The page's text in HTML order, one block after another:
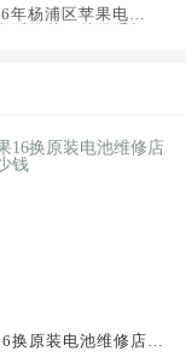
年杨浦区苹果电话
换原装电池维修店大